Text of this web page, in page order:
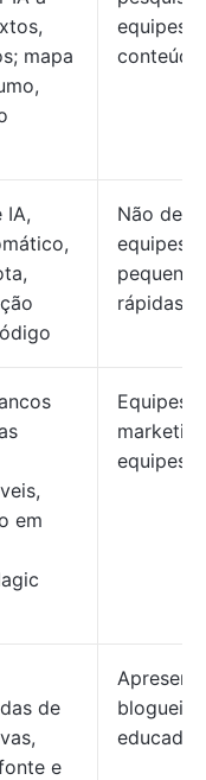
mapa
equipes
conteúdo
IA,
Não
equipes
rápidas
em
Equipes
equipes
de
e